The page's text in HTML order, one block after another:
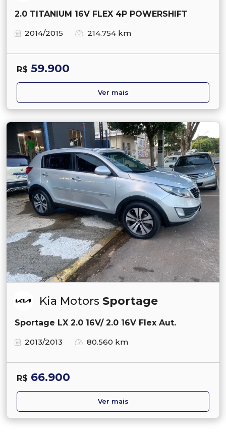
2.0 TITANIUM 16V FLEX 4P POWERSHIFT
2014/2015
214.754 km
R$ 59.900
Ver mais
Kia Motors Sportage
Sportage LX 2.0 16V/ 2.0 16V Flex Aut.
2013/2013
80.560 km
R$ 66.900
Ver mais